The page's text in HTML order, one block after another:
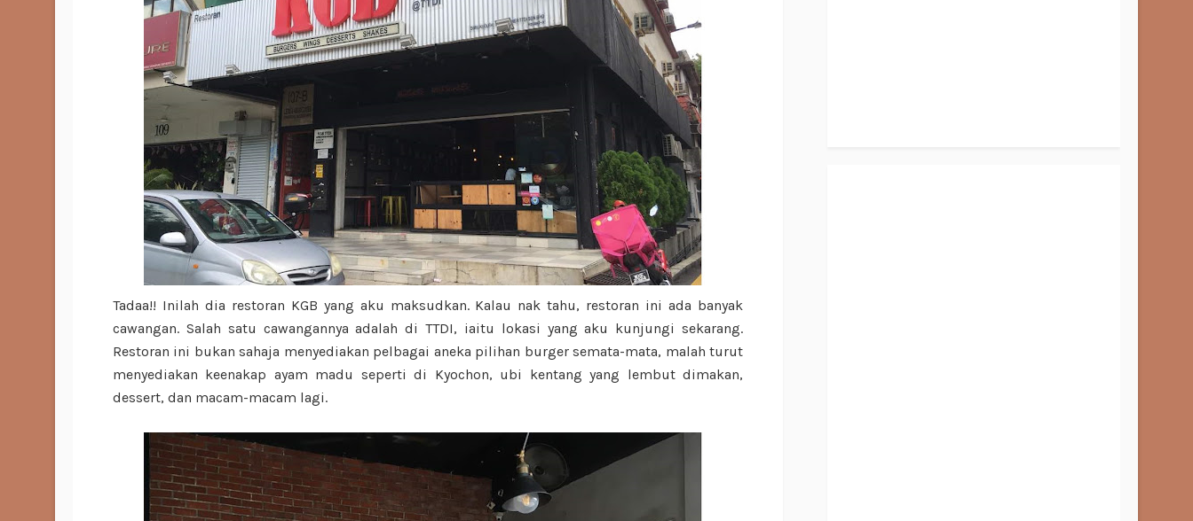
Tadaa!! Inilah dia restoran KGB yang aku maksudkan. Kalau nak tahu, restoran ini ada banyak
cawangan. Salah satu cawangannya adalah di TTDI, iaitu lokasi yang aku kunjungi sekarang.
Restoran ini bukan sahaja menyediakan pelbagai aneka pilihan burger semata-mata, malah turut
menyediakan keenakap ayam madu seperti di Kyochon, ubi kentang yang lembut dimakan,
dessert, dan macam-macam lagi.